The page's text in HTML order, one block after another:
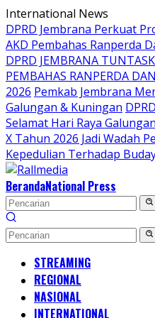
Langsung
ke
konten
International News
DPRD Jembrana Perkuat
AKD Pembahas Ranperda
DPRD JEMBRANA
PEMBAHAS RANPERDA
2026 Pemkab Jembrana
Galungan & Kuningan
Selamat Hari Raya
X Tahun 2026 Jadi Wadah
Kepedulian Terhadap
BerandaNational Press
STREAMING
REGIONAL
NASIONAL
INTERNATIONAL